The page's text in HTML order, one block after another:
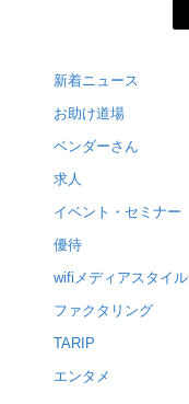
新着ニュース
お助け道場
ベンダーさん
求人
イベント・セミナー
優待
wifiメディアスタイル
ファクタリング
TARIP
エンタメ